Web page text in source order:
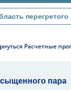
перегретого
Расчетные
пара